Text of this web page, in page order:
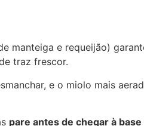
manteiga e requeijão)
traz frescor.
e o miolo mais
pare antes de chegar à base